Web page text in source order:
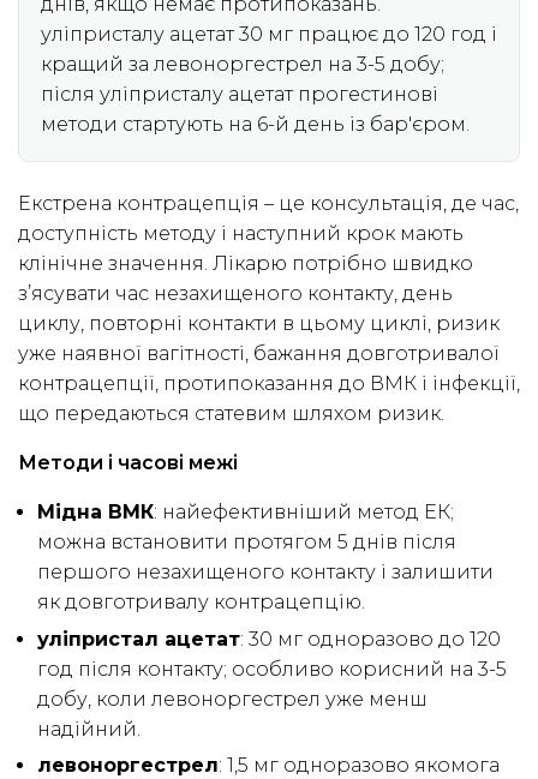
уліпристалу ацетат 30 мг працює до 120 год і
кращий за левоноргестрел на 3-5 добу;
після уліпристалу ацетат прогестинові
методи стартують на 6-й день із бар'єром.
Екстрена контрацепція – це консультація, де час,
доступність методу і наступний крок мають
клінічне значення. Лікарю потрібно швидко
з’ясувати час незахищеного контакту, день
циклу, повторні контакти в цьому циклі, ризик
уже наявної вагітності, бажання довготривалої
контрацепції, протипоказання до ВМК і інфекції,
що передаються статевим шляхом ризик.
Методи і часові межі
Мідна ВМК: найефективніший метод ЕК;
можна встановити протягом 5 днів після
першого незахищеного контакту і залишити
як довготривалу контрацепцію.
уліпристал ацетат: 30 мг одноразово до 120
год після контакту; особливо корисний на 3-5
добу, коли левоноргестрел уже менш
надійний.
левоноргестрел: 1,5 мг одноразово якомога